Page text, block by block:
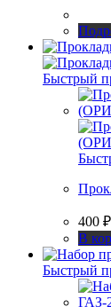
Быстрый
400 ₽
В
Быстрый